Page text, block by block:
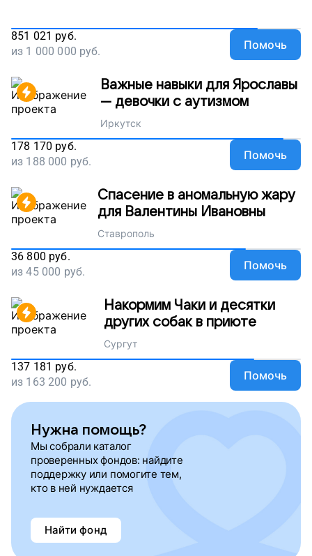
851 021 руб.
из 1 000 000 руб. Помочь
Важные навыки для Ярославы
— девочки с аутизмом
Иркутск
178 170 руб.
из 188 000 руб. Помочь
Спасение в аномальную жару
для Валентины Ивановны
Ставрополь
36 800 руб.
из45 000 руб. Помочь
Накормим Чаки и десятки
других собак в приюте
Сургут
137 181 руб.
из 163 200 руб. Помочь
Нужна помощь?
Мы собрали каталог
проверенных фондов: найдите
поддержку или помогите тем,
кто в ней нуждается
Найти фонд